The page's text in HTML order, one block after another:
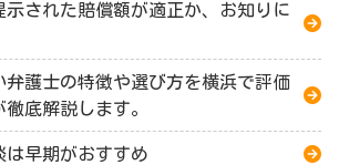
示された賠償額が適正か、お知りに
弁護士の特徴や選び方を横浜で評価
底解説します。
は早期がおすすめ